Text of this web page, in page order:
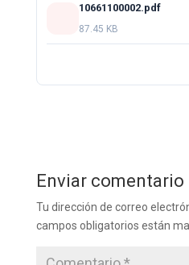
10661100002.pdf
87.45 KB
Enviar comentario
Tu dirección de correo
campos obligatorios están